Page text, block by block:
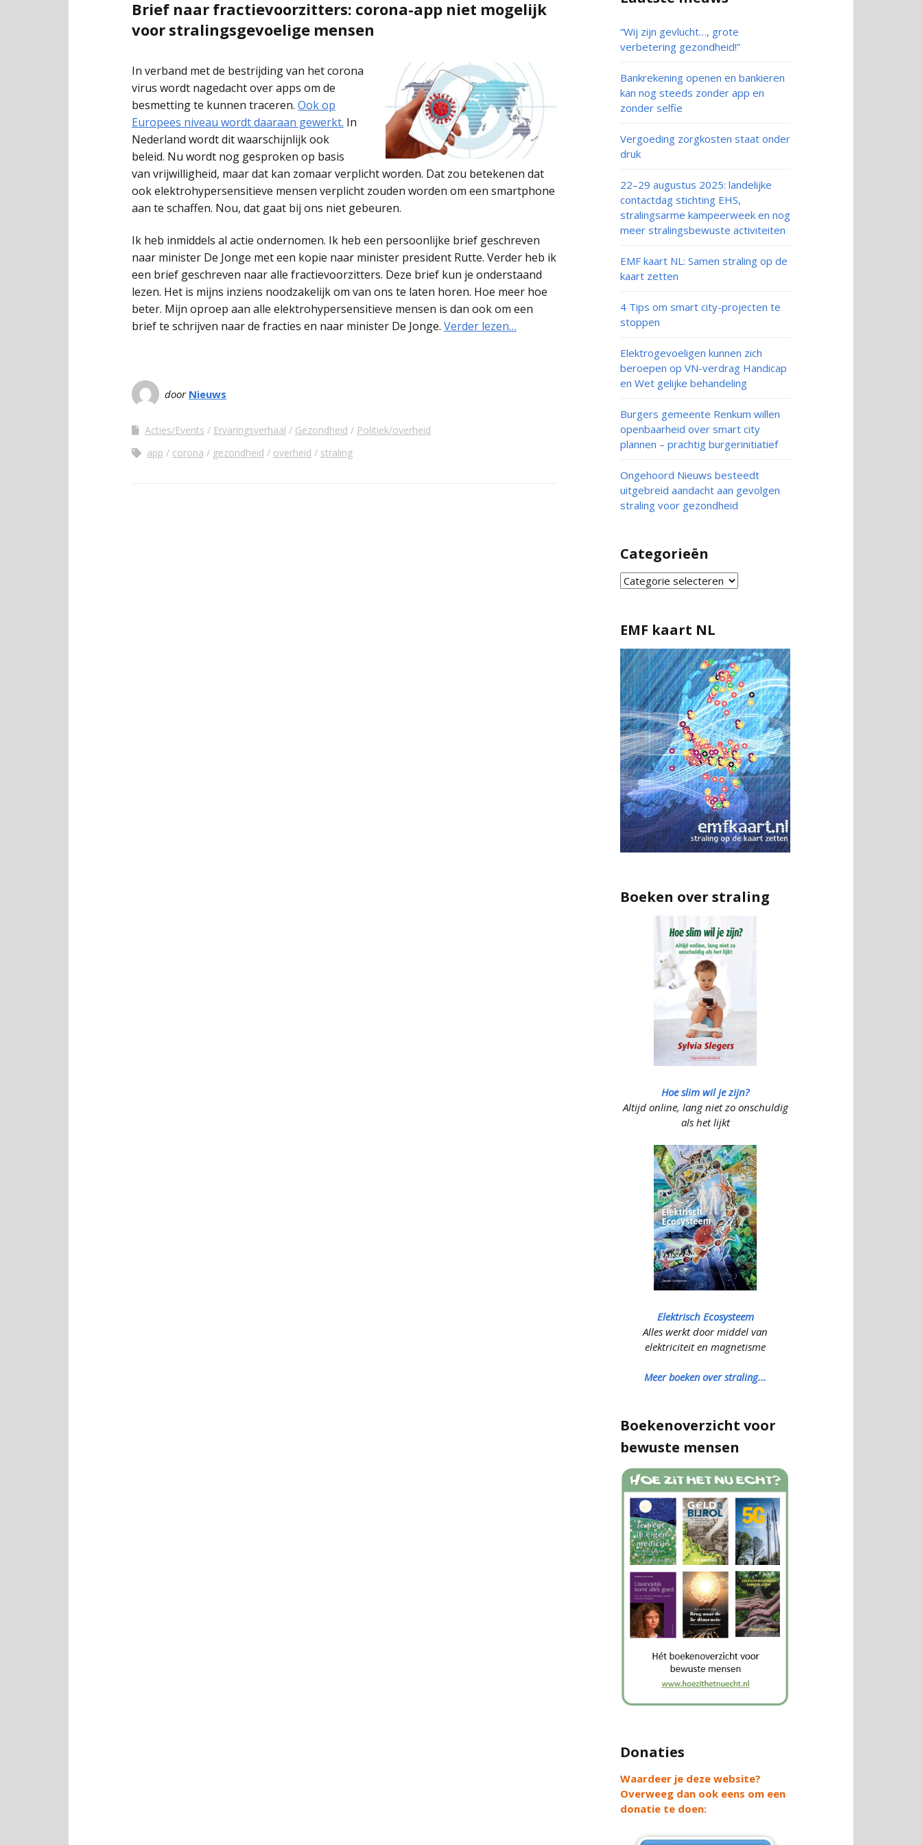
5G en Smart Cities Links
Burgers/gemeenten
in de media
Bezwaren tegen 5G
in deze gemeenten
Uitrol 5G stopgezet
in deze landen
voorbeeldbrieven en
brochures
Landelijke petities
tegen 5G
Brief naar fractievoorzitters: corona-app niet mogelijk
voor stralingsgevoelige mensen
In verband met de bestrijding van het corona
virus wordt nagedacht over apps om de
besmetting te kunnen traceren. Ook op
Europees niveau wordt daaraan gewerkt. In
Nederland wordt dit waarschijnlijk ook
beleid. Nu wordt nog gesproken op basis
van vrijwilligheid, maar dat kan zomaar verplicht worden. Dat zou betekenen dat
ook elektrohypersensitieve mensen verplicht zouden worden om een smartphone
aan te schaffen. Nou, dat gaat bij ons niet gebeuren.
Ik heb inmiddels al actie ondernomen. Ik heb een persoonlijke brief geschreven
naar minister De Jonge met een kopie naar minister president Rutte. Verder heb ik
een brief geschreven naar alle fractievoorzitters. Deze brief kun je onderstaand
lezen. Het is mijns inziens noodzakelijk om van ons te laten horen. Hoe meer hoe
beter. Mijn oproep aan alle elektrohypersensitieve mensen is dan ook om een
brief te schrijven naar de fracties en naar minister De Jonge. Verder lezen…
door Nieuws
Acties/Events Ervaringsverhaal Gezondheid
Politiek/overheid
app
corona gezondheid overheid straling
“Wij zijn gevlucht…, grote
verbetering gezondheid!”
Bankrekening openen en bankieren
kan nog steeds zonder app en
zonder selfie
Vergoeding zorgkosten staat onder
druk
22–29 augustus 2025: landelijke
contactdag stichting EHS,
stralingsarme kampeerweek en nog
meer stralingsbewuste activiteiten
EMF kaart NL: Samen straling op de
kaart zetten
4 Tips om smart city-projecten te
stoppen
Elektrogevoeligen kunnen zich
beroepen op VN-verdrag Handicap
en Wet gelijke behandeling
Burgers gemeente Renkum willen
openbaarheid over smart city
plannen – prachtig burgerinitiatief
Ongehoord Nieuws besteedt
uitgebreid aandacht aan gevolgen
straling voor gezondheid
Categorieën
EMF kaart NL
Boeken over straling
Hoe slim wil je zijn?
Altijd online, lang niet zo onschuldig
als het lijkt
Elektrisch Ecosysteem
Alles werkt door middel van
elektriciteit en magnetisme
Meer boeken over straling...
Boekenoverzicht voor
bewuste mensen
Donaties
Waardeer je deze website?
Overweeg dan ook eens om een
donatie te doen: